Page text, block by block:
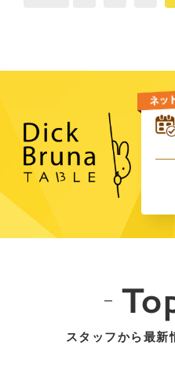
スタッフから最新